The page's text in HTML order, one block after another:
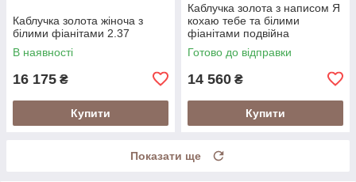
Каблучка золота жіноча з
білими фіанітами 2.37
В наявності
16 175 ₴
Купити
Каблучка золота з написом Я
кохаю тебе та білими
фіанітами подвійна
Готово до відправки
14 560 ₴
Купити
Показати ще